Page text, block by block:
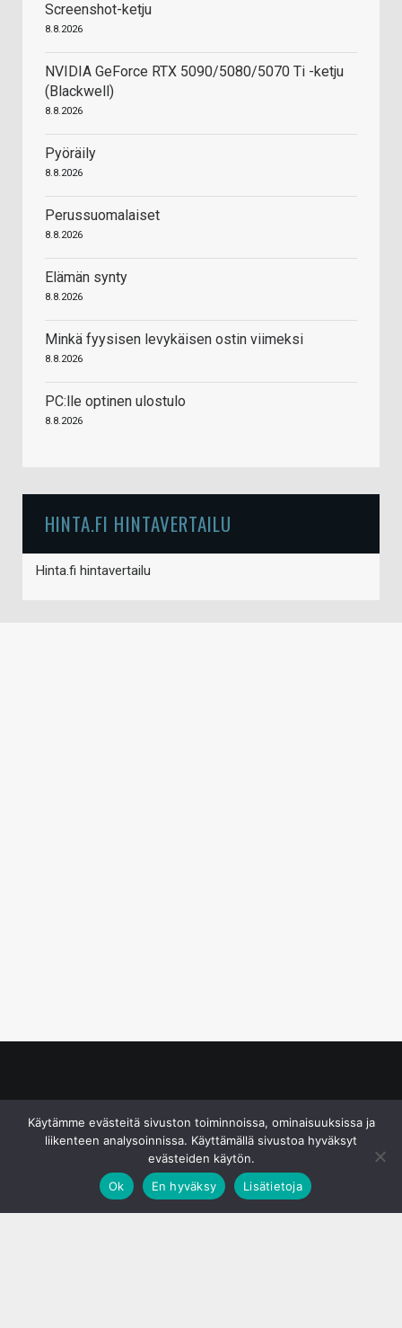
Screenshot-ketju
8.8.2026
NVIDIA GeForce RTX 5090/5080/5070 Ti -ketju
(Blackwell)
8.8.2026
Pyöräily
8.8.2026
Perussuomalaiset
8.8.2026
Elämän synty
8.8.2026
Minkä fyysisen levykäisen ostin viimeksi
8.8.2026
PC:lle optinen ulostulo
8.8.2026
HINTA.FI HINTAVERTAILU
Hinta.fi hintavertailu
Käytämme evästeitä sivuston toiminnoissa, ominaisuuksissa ja
liikenteen analysoinnissa. Käyttämällä sivustoa hyväksyt
evästeiden käytön.
Ok
En hyväksy Lisätietoja